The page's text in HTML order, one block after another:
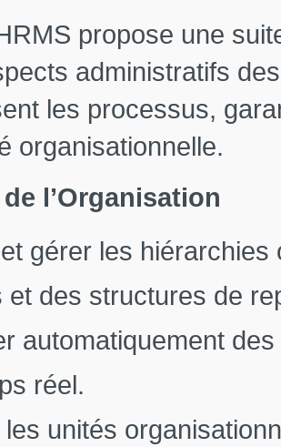
propose une
administratifs
les processus,
organisationnelle.
l’Organisation
gérer les
et des structures de
automatiquement
réel.
unités